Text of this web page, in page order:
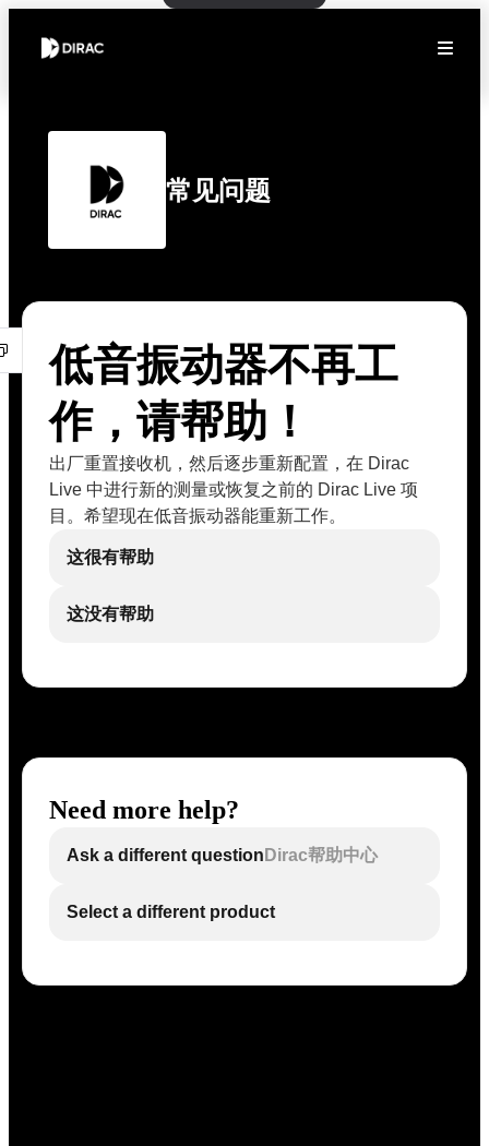
常见问题
低音振动器不再工
作，请帮助！
出厂重置接收机，然后逐步重新配置，在 Dirac
Live 中进行新的测量或恢复之前的 Dirac Live 项
目。希望现在低音振动器能重新工作。
这很有帮助
这没有帮助
Need more help?
Ask a different question Dirac帮助中心
Select a different product